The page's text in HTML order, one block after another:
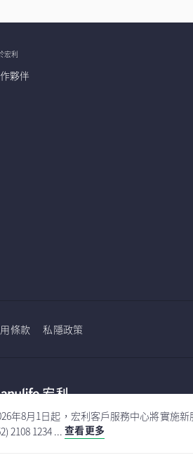
年8月1日起，宏利客戶服務中心將實施
2108 1234 ... 查看更多
宏利
夥伴
條款 私隱政策